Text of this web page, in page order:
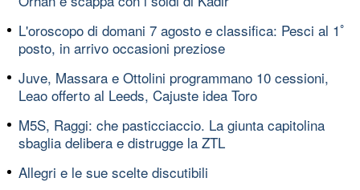
L'oroscopo di domani 7 agosto e classifica: Pesci al 1ﾟ
posto, in arrivo occasioni preziose
Juve, Massara e Ottolini programmano 10 cessioni,
Leao offerto al Leeds, Cajuste idea Toro
M5S, Raggi: che pasticciaccio. La giunta capitolina
sbaglia delibera e distrugge la ZTL
Allegri e le sue scelte discutibili